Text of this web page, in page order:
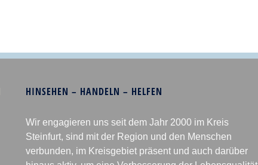
HINSEHEN – HANDELN – HELFEN
Wir engagieren uns seit dem Jahr 2000 im Kreis
Steinfurt, sind mit der Region und den Menschen
verbunden, im Kreisgebiet präsent und auch darüber